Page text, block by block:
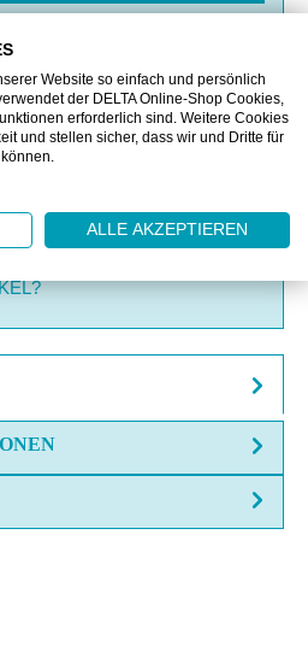
Website so einfach und persönlich
der DELTA Online-Shop Cookies,
erforderlich sind. Weitere Cookies
und stellen sicher, dass wir und Dritte für
ALLE AKZEPTIEREN